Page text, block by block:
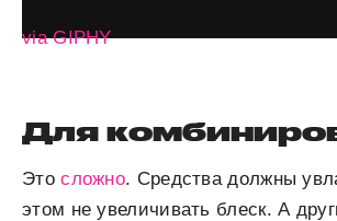
via GIPHY
Для
Этосложно. Средства должны
этом не увеличивать блеск. А